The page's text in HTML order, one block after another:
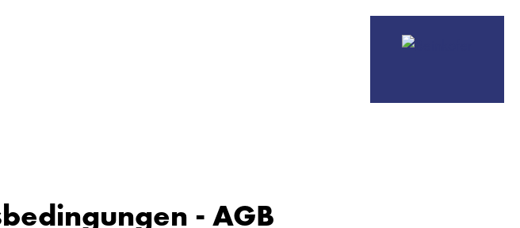
- AGB